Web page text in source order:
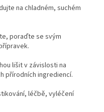
na chladném, suchém
poraďte se svým
lišit v závislosti na
přírodních ingrediencí.
léčbě, vyléčení